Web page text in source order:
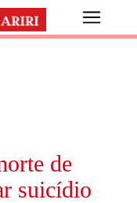
de
suicídio